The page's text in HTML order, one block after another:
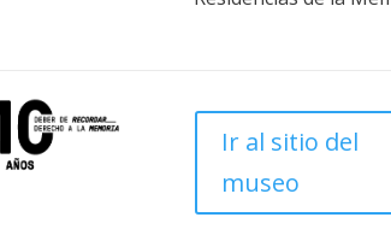
Ir al sitio del
museo